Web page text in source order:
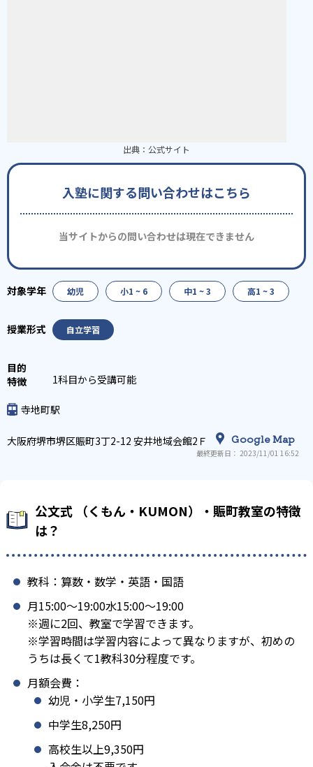
出典： 公式サイト
入塾に関する問い合わせはこちら
当サイトからの問い合わせは現在できません
幼児 小1 ~ 6 中1 ~ 3 高1 ~ 3
自立学習
1科目から受講可能
寺地町駅
大阪府堺市堺区賑町3丁2-12 安井地域会館2Ｆ Google Map
最終更新日： 2023/11/01 16:52
公文式 （くもん・KUMON）・賑町教室の特徴
は？
教科：算数・数学・英語・国語
月15:00〜19:00水15:00〜19:00
※週に2回、教室で学習できます。
※学習時間は学習内容によって異なりますが、初めの
うちは長くて1教科30分程度です。
月額会費：
幼児・小学生7,150円
中学生8,250円
高校生以上9,350円